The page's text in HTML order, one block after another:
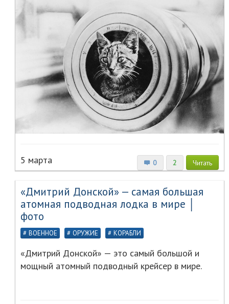
0 2 Читать
5 марта
«Дмитрий Донской» — самая большая
атомная подводная лодка в мире │
фото
ВОЕННОЕ ОРУЖИЕ КОРАБЛИ
«Дмитрий Донской» — это самый большой и
мощный атомный подводный крейсер в мире.